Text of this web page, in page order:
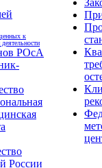
к
РОсА
России